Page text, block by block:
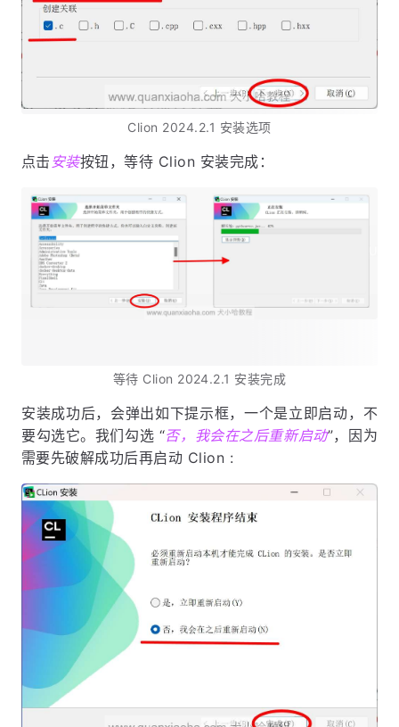
Clion 2024.2.1 安装选项
点击 安装按钮，等待 Clion 安装完成：
等待 Clion 2024.2.1 安装完成
安装成功后，会弹出如下提示框，一个是立即启动，不
要勾选它。我们勾选 “否，我会在之后重新启动”，因为
需要先破解成功后再启动 Clion :